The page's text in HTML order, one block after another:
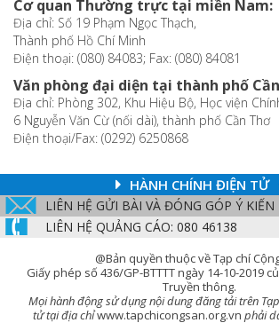
Cơ quan Thường trực tại miền Nam:
Địa chỉ: Số 19 Phạm Ngọc Thạch,
Thành phố Hồ Chí Minh
Điện thoại: (080) 84083; Fax: (080) 84081
Văn phòng đại diện tại thành phố
Địa chỉ: Phòng 302, Khu Hiệu Bộ, Học viện
6 Nguyễn Văn Cừ (nối dài), thành phố Cần Thơ
Điện thoại/Fax: (0292) 6250868
HÀNH CHÍNH ĐIỆN TỬ
LIÊN HỆ GỬI BÀI VÀ ĐÓNG GÓP Ý KIẾN
LIÊN HỆ QUẢNG CÁO: 080 46138
@Bản quyền thuộc về Tạp chí
Giấy phép số 436/GP-BTTTT ngày 14-10-2019
Truyền thông.
Mọi hành động sử dụng nội dung đăng tải trên
tử tại địa chỉwww.tapchicongsan.org.vn phải